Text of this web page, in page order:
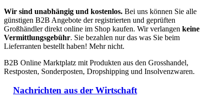
Wir sind unabhängig und kostenlos. Bei uns können Sie alle
günstigen B2B Angebote der registrierten und geprüften
Großhändler direkt online im Shop kaufen. Wir verlangen keine
Vermittlungsgebühr. Sie bezahlen nur das was Sie beim
Lieferranten bestellt haben! Mehr nicht.
B2B Online Marktplatz mit Produkten aus den Grosshandel,
Restposten, Sonderposten, Dropshipping und Insolvenzwaren.
Nachrichten aus der Wirtschaft